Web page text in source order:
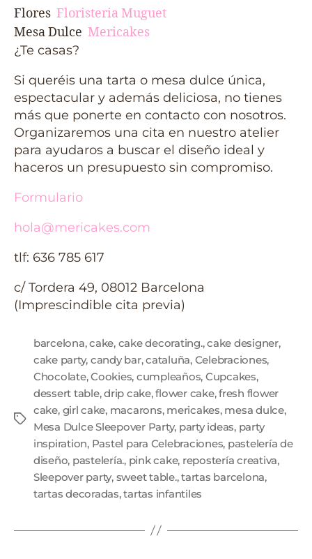
Flores Floristeria Muguet
Mesa Dulce Mericakes
¿Te casas?
Si queréis una tarta o mesa dulce única,
espectacular y además deliciosa, no tienes
más que ponerte en contacto con nosotros.
Organizaremos una cita en nuestro atelier
para ayudaros a buscar el diseño ideal y
haceros un presupuesto sin compromiso.
Formulario
hola@mericakes.com
tlf: 636 785 617
c/ Tordera 49, 08012 Barcelona
(Imprescindible cita previa)
barcelona,cake, cake decorating.,cake designer,
cake party, candy bar,cataluña, Celebraciones,
Chocolate,Cookies, cumpleaños, Cupcakes,
dessert table,drip cake,flower cake,fresh flower
cake, girl cake, macarons, mericakes, mesa dulce,
Mesa Dulce Sleepover Party, party ideas, party
inspiration, Pastel para Celebraciones, pastelería de
diseño, pastelería., pink cake, repostería creativa,
Sleepover party, sweet table.,tartas barcelona,
tartas decoradas,tartas infantiles